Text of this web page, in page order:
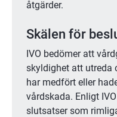
åtgärder.
Skälen för
IVO bedömer att
skyldighet att utreda
har medfört eller
vårdskada. Enligt
slutsatser som